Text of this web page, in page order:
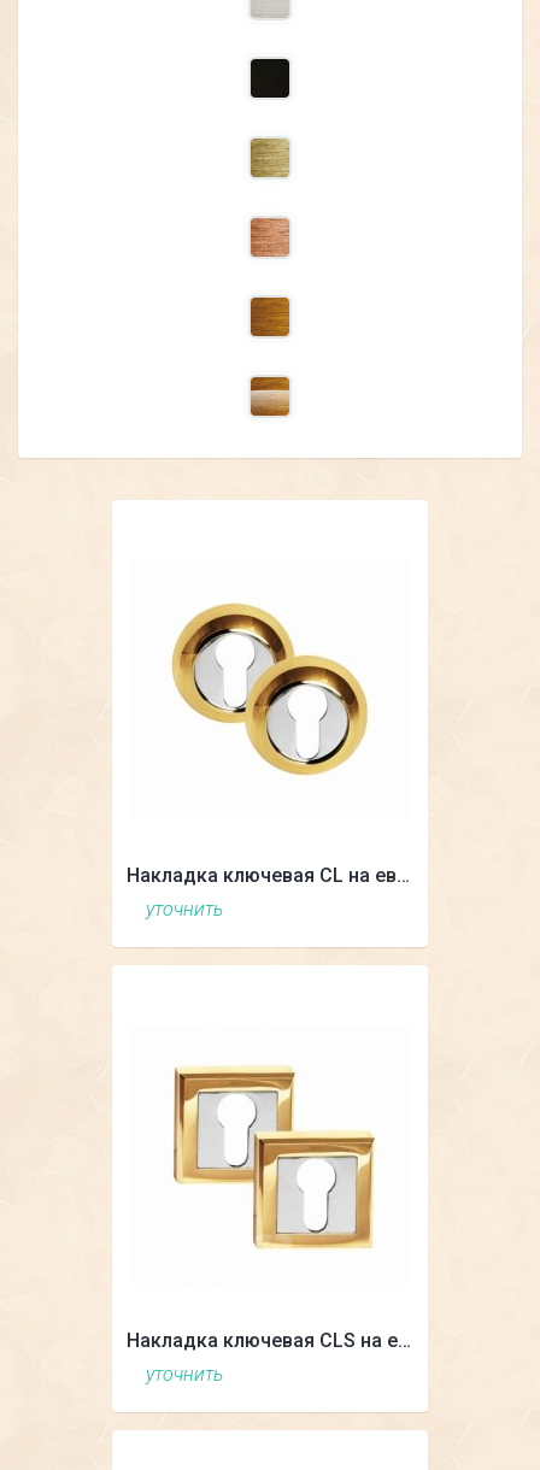
Накладка ключевая CL на евроцелиндр (круглая)
уточнить
Накладка ключевая CLS на евроцилиндр (квадрат)
уточнить